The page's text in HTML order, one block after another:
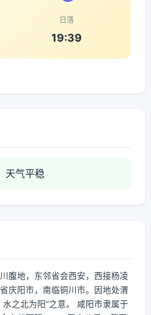
日落
19:39
天气平稳
腹地，东邻省会西安，西接杨凌
庆阳市，南临铜川市。因地处渭
之北为阳”之意。 咸阳市隶属于